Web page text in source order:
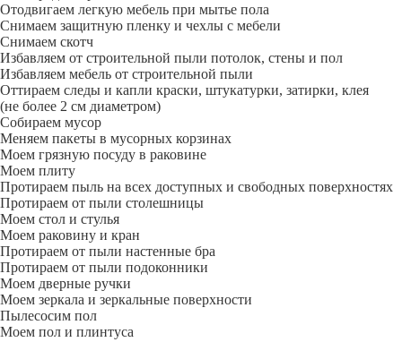
Отодвигаем легкую мебель при мытье пола
Снимаем защитную пленку и чехлы с мебели
Снимаем скотч
Избавляем от строительной пыли потолок, стены и пол
Избавляем мебель от строительной пыли
Оттираем следы и капли краски, штукатурки, затирки, клея
(не более 2 см диаметром)
Собираем мусор
Меняем пакеты в мусорных корзинах
Моем грязную посуду в раковине
Моем плиту
Протираем пыль на всех доступных и свободных поверхностях
Протираем от пыли столешницы
Моем стол и стулья
Моем раковину и кран
Протираем от пыли настенные бра
Протираем от пыли подоконники
Моем дверные ручки
Моем зеркала и зеркальные поверхности
Пылесосим пол
Моем пол и плинтуса